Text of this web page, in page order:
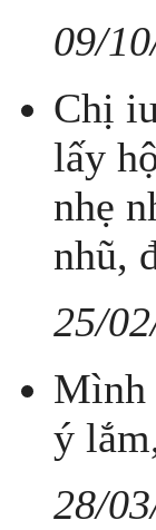
09/
Chị
lấy
nhẹ
nhũ,
25/
Mình
ý
28/